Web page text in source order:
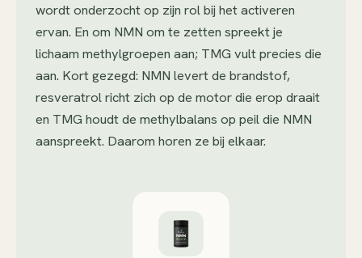
wordt onderzocht op zijn rol bij het activeren
ervan. En om NMN om te zetten spreekt je
lichaam methylgroepen aan; TMG vult precies die
aan. Kort gezegd: NMN levert de brandstof,
resveratrol richt zich op de motor die erop draait
en TMG houdt de methylbalans op peil die NMN
aanspreekt. Daarom horen ze bij elkaar.